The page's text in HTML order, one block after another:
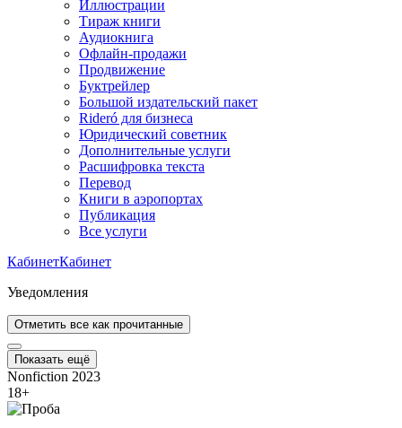
Иллюстрации
Тираж книги
Аудиокнига
Офлайн-продажи
Продвижение
Буктрейлер
Большой издательский пакет
Rideró для бизнеса
Юридический советник
Дополнительные услуги
Расшифровка текста
Перевод
Книги в аэропортах
Публикация
Все услуги
КабинетКабинет
Уведомления
Отметить все как прочитанные
Показать ещё
Nonfiction 2023
18+